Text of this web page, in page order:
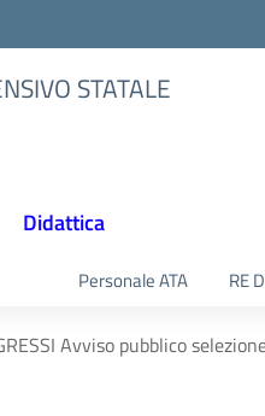
STATALE
Didattica
Personale ATA RE
Avviso pubblico